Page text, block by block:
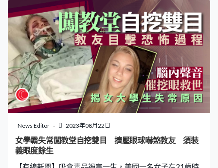
殺罪，不准保釋，若罪成最高刑罰判處死刑。 《每日郵
報》報道，18歲的Jakayla Williams早前（13日）在家中秘
密產子，其家人發現時，她已經將剛出生的兒子用毛毯包
起，扔到垃圾桶，並向家人謊稱在當地一間醫療中心生
產。家人為了尋回嬰兒，Jakayla聲稱將孩子交予一名醫療
中心職員，其後家人與她一同到醫療中心追查。 訛稱醫療
中心生產 家人追查揭發 但該中心的職員翻查閉路電視片
段，發現Jakayla未有將嬰兒留在中心，家人隨即報警，警
方隨後在其住所附近一堆垃圾中找到Jakayla的兒子，當時
他已經沒有氣息，從而揭發事件。 Jakayla向警方承認，她
不想照顧兒子，因為照顧兒子的費用太高。她現時被控一
項謀殺罪，不准保釋，最高刑罰是死刑。警察局長Will
Benny形容案件令人震驚，「在我多年的執法生涯中，從
News Editor 2023年08月22日
女學霸失常闖教堂自挖雙目 擠壓眼球嚇煞教友 須裝
義眼度餘生